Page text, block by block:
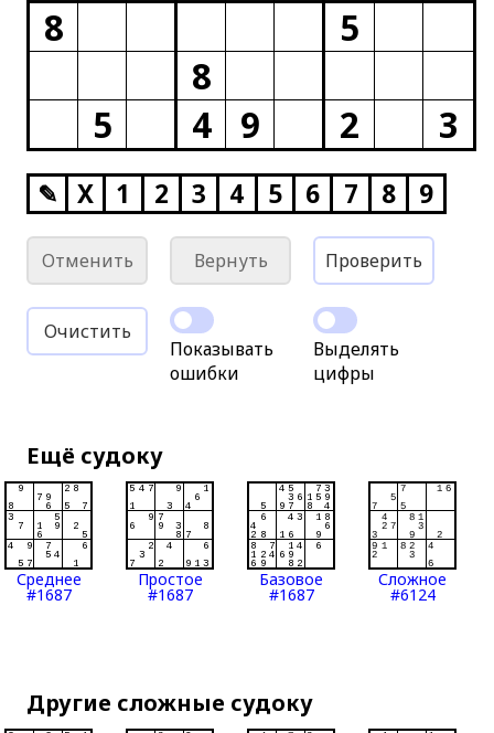
8
5
8
5
4 9 2 3
✎ X 1 2 3 4 5 6 7 8 9
Отменить Вернуть Проверить
Очистить
Показывать
ошибки
Выделять
цифры
Ещё судоку
Среднее
#1687
Простое
#1687
Базовое
#1687
Сложное
#6124
Другие сложные судоку